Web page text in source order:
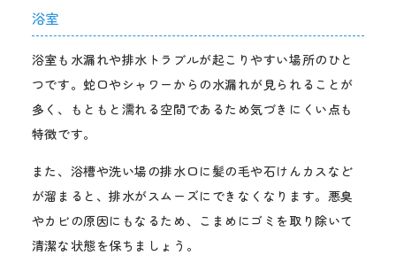
浴室
浴室も水漏れや排水トラブルが起こりやすい場所のひと
つです。蛇口やシャワーからの水漏れが見られることが
多く、もともと濡れる空間であるため気づきにくい点も
特徴です。
また、浴槽や洗い場の排水口に髪の毛や石けんカスなど
が溜まると、排水がスムーズにできなくなります。悪臭
やカビの原因にもなるため、こまめにゴミを取り除いて
清潔な状態を保ちましょう。